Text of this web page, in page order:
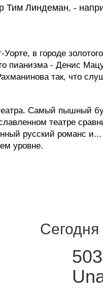
Тим Линдеман, -
в городе
пианизма - Денис
так, что
Самый пышный
театре
русский романс
уровне.